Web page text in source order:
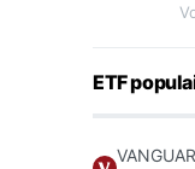
ETF